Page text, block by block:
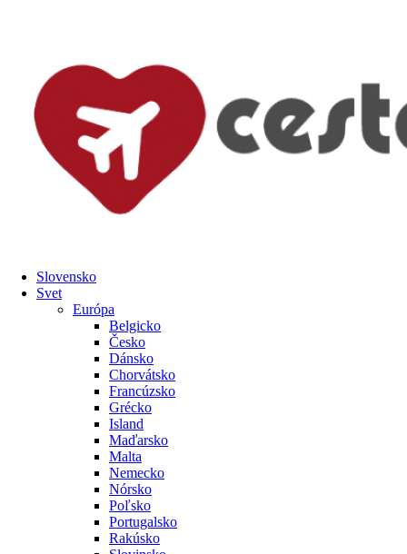
Slovensko
Svet
Európa
Belgicko
Česko
Dánsko
Chorvátsko
Francúzsko
Grécko
Island
Maďarsko
Malta
Nemecko
Nórsko
Poľsko
Portugalsko
Rakúsko